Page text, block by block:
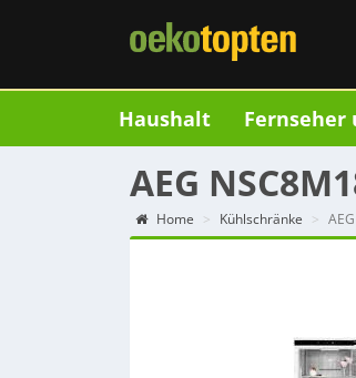
Haushalt Fernseher
AEG
Home Kühlschränke